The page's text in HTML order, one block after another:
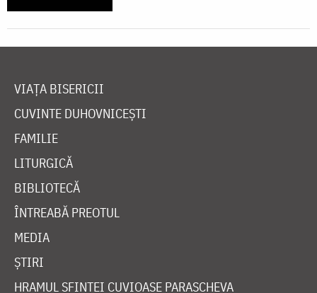
VIAȚA BISERICII
CUVINTE DUHOVNICEȘTI
FAMILIE
LITURGICĂ
BIBLIOTECĂ
ÎNTREABĂ PREOTUL
MEDIA
ȘTIRI
HRAMUL SFINTEI CUVIOASE PARASCHEVA